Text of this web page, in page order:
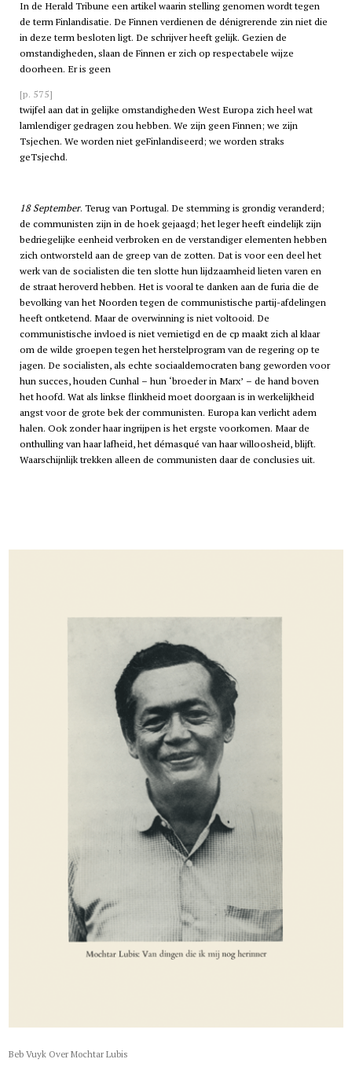
In de Herald Tribune een artikel waarin stelling genomen wordt tegen
de term Finlandisatie. De Finnen verdienen de dénigrerende zin niet die
in deze term besloten ligt. De schrijver heeft gelijk. Gezien de
omstandigheden, slaan de Finnen er zich op respectabele wijze
doorheen. Er is geen
[p. 575]
twijfel aan dat in gelijke omstandigheden West Europa zich heel wat
lamlendiger gedragen zou hebben. We zijn geen Finnen; we zijn
Tsjechen. We worden niet geFinlandiseerd; we worden straks
geTsjechd.
18 September. Terug van Portugal. De stemming is grondig veranderd;
de communisten zijn in de hoek gejaagd; het leger heeft eindelijk zijn
bedriegelijke eenheid verbroken en de verstandiger elementen hebben
zich ontworsteld aan de greep van de zotten. Dat is voor een deel het
werk van de socialisten die ten slotte hun lijdzaamheid lieten varen en
de straat heroverd hebben. Het is vooral te danken aan de furia die de
bevolking van het Noorden tegen de communistische partij-afdelingen
heeft ontketend. Maar de overwinning is niet voltooid. De
communistische invloed is niet vernietigd en de cp maakt zich al klaar
om de wilde groepen tegen het herstelprogram van de regering op te
jagen. De socialisten, als echte sociaaldemocraten bang geworden voor
hun succes, houden Cunhal – hun ‘broeder in Marx’ – de hand boven
het hoofd. Wat als linkse flinkheid moet doorgaan is in werkelijkheid
angst voor de grote bek der communisten. Europa kan verlicht adem
halen. Ook zonder haar ingrijpen is het ergste voorkomen. Maar de
onthulling van haar lafheid, het démasqué van haar willoosheid, blijft.
Waarschijnlijk trekken alleen de communisten daar de conclusies uit.
Beb Vuyk Over Mochtar Lubis